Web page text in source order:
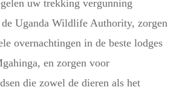
uw trekking vergunning
de Uganda Wildlife Authority, zorgen
overnachtingen in de beste lodges
en zorgen voor
die zowel de dieren als het